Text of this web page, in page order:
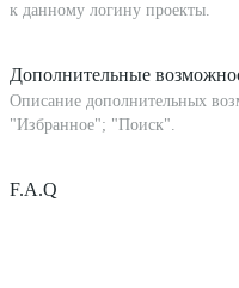
к данному логину проекты.
Дополнительные
Описание дополнительных
"Избранное"; "Поиск".
F.A.Q